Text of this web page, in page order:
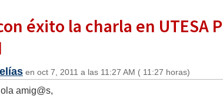
éxito la charla en
en oct 7, 2011 a las 11:27 AM ( 11:27 horas)
amig@s,